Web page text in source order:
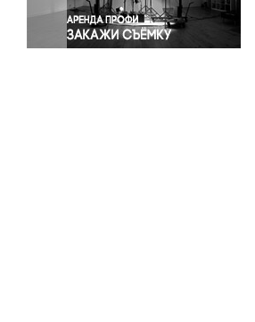
Экономика и бизнес